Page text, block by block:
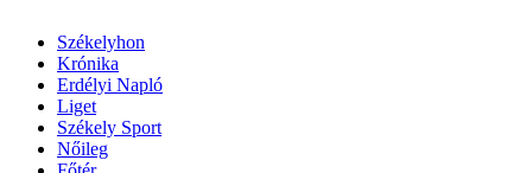
Székelyhon
Krónika
Erdélyi Napló
Liget
Székely Sport
Nőileg